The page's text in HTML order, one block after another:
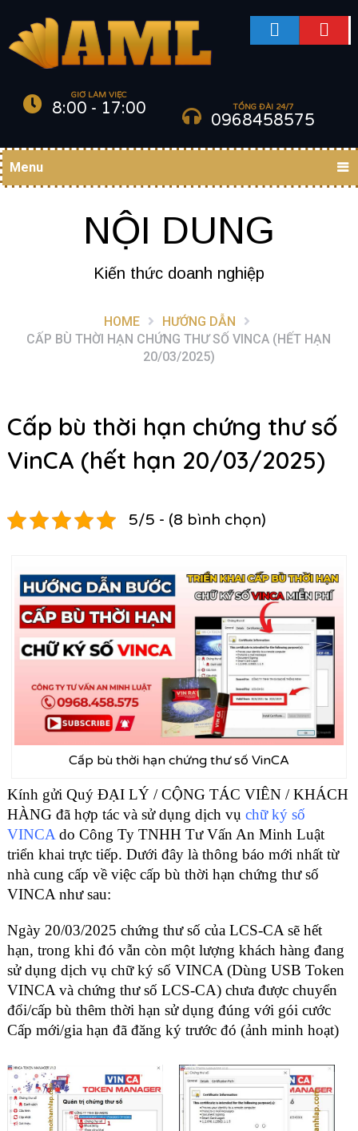
GIỜ LÀM VIỆC
8:00 - 17:00 TỔNG ĐÀI 24/7
0968458575
Menu
NỘI DUNG
Kiến thức doanh nghiệp
HOME
HƯỚNG DẪN
CẤP BÙ THỜI HẠN CHỨNG THƯ SỐ VINCA (HẾT HẠN
20/03/2025)
Cấp bù thời hạn chứng thư số
VinCA (hết hạn 20/03/2025)
5/5 - (8 bình chọn)
Cấp bù thời hạn chứng thư số VinCA
Kính gửi Quý ĐẠI LÝ / CỘNG TÁC VIÊN / KHÁCH
HÀNG đã hợp tác và sử dụng dịch vụ chữ ký số
VINCAdo Công Ty TNHH Tư Vấn An Minh Luật
triển khai trực tiếp. Dưới đây là thông báo mới nhất từ
nhà cung cấp về việc cấp bù thời hạn chứng thư số
VINCA như sau:
Ngày 20/03/2025 chứng thư số của LCS-CA sẽ hết
hạn, trong khi đó vẫn còn một lượng khách hàng đang
sử dụng dịch vụ chữ ký số VINCA (Dùng USB Token
VINCAvà chứng thư số LCS-CA) chưa được chuyển
đổi/cấp bù thêm thời hạn sử dụng đúng với gói cước
Cấp mới/gia hạn đã đăng ký trước đó (ảnh minh hoạt)